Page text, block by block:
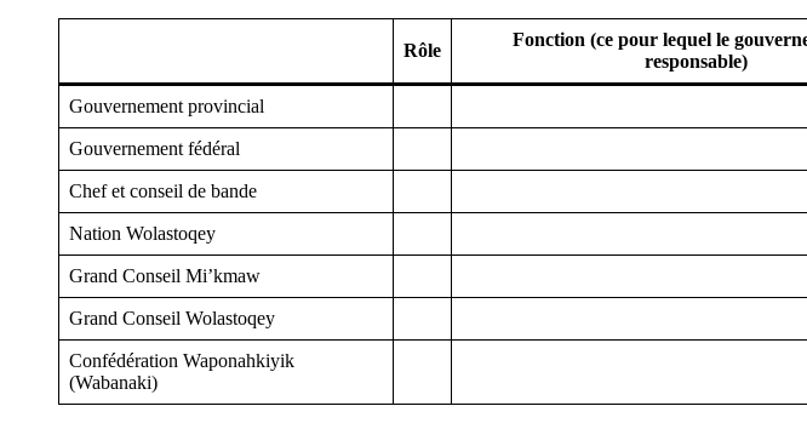
Rôle
Fonction (ce pour lequel le
responsable)
Gouvernement provincial
Gouvernement fédéral
Chef et conseil de bande
Nation Wolastoqey
Grand Conseil Mi’kmaw
Grand Conseil Wolastoqey
Confédération Waponahkiyik
(Wabanaki)